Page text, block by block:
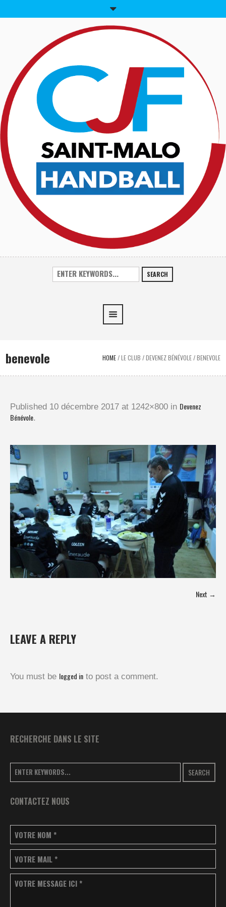
SEARCH
benevole HOME/LE CLUB /DEVENEZ BÉNÉVOLE/BENEVOLE
Published 10 décembre 2017 at 1242×800 in Devenez
Bénévole.
Next →
LEAVE A REPLY
You must be logged in to post a comment.
RECHERCHE DANS LE SITE
SEARCH
CONTACTEZ NOUS
VOTRE NOM *
VOTRE MAIL *
VOTRE MESSAGE ICI *